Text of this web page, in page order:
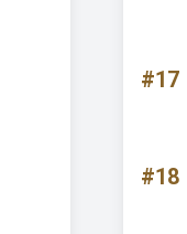
#17
#18